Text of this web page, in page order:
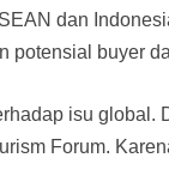
dan
potensial buyer
isu
Forum.